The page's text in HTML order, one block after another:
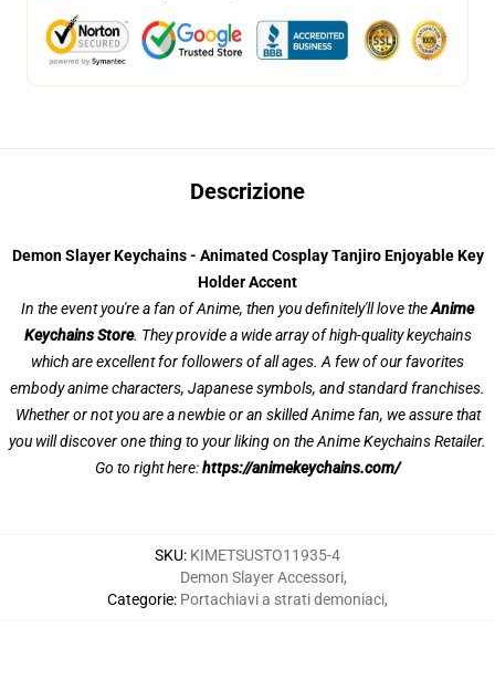
Descrizione
Demon Slayer Keychains - Animated Cosplay Tanjiro Enjoyable Key
Holder Accent
In the event you're a fan of Anime, then you definitely'll love theAnime
Keychains Store. They provide a wide array of high-quality keychains
which are excellent for followers of all ages. A few of our favorites
embody anime characters, Japanese symbols, and standard franchises.
Whether or not you are a newbie or an skilled Anime fan, we assure that
you will discover one thing to your liking on the Anime Keychains Retailer.
Go to right here:https://animekeychains.com/
SKU: KIMETSUSTO11935-4
Categorie:
Demon Slayer Accessori,
Portachiavi a strati demoniaci,